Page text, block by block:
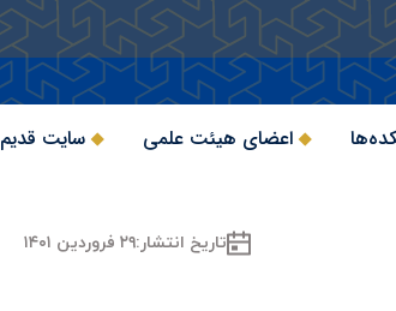
اعضای هیئت علمی سایت قدیم
تاریخ انتشار:۲۹ فروردین ۱۴۰۱